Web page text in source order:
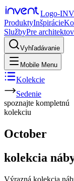
Logo-
ProduktyInšpirácie
SlužbyPre architektov
Vyhľadávanie
Mobile Menu
Kolekcie
Sedenie
spoznajte kompletnú
kolekciu
October
kolekcia
Výrazná kolekcia